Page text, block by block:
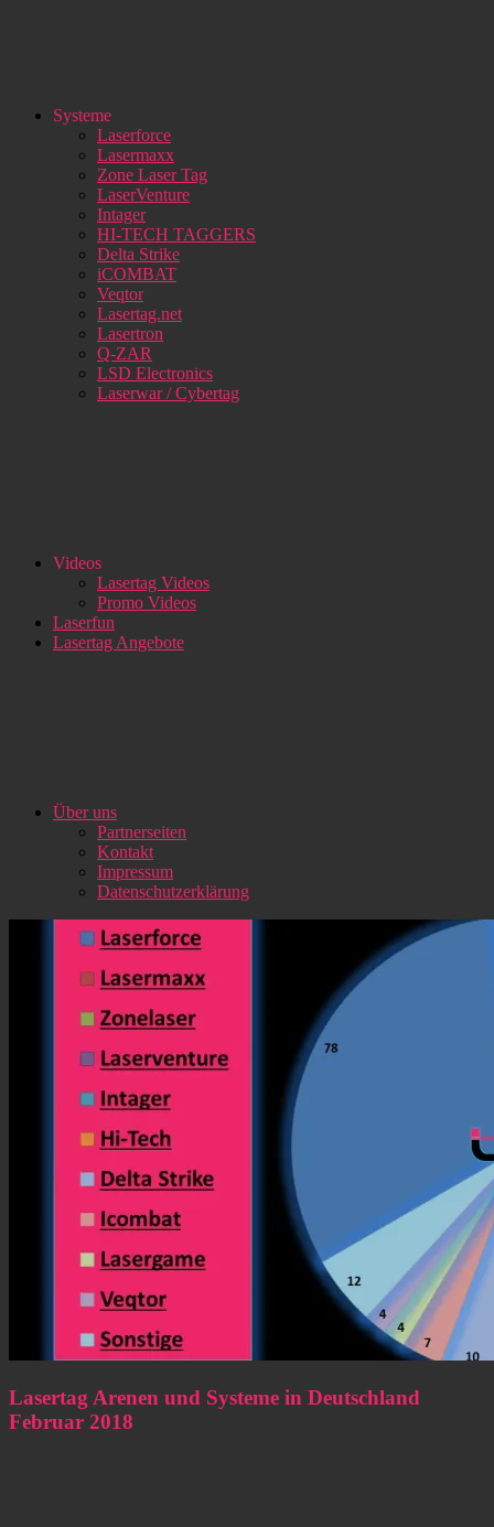
Systeme
Laserforce
Lasermaxx
Zone Laser Tag
LaserVenture
Intager
HI-TECH TAGGERS
Delta Strike
iCOMBAT
Veqtor
Lasertag.net
Lasertron
Q-ZAR
LSD Electronics
Laserwar / Cybertag
Videos
Lasertag Videos
Promo Videos
Laserfun
Lasertag Angebote
Über uns
Partnerseiten
Kontakt
Impressum
Datenschutzerklärung
Lasertag Arenen und Systeme in Deutschland
Februar 2018